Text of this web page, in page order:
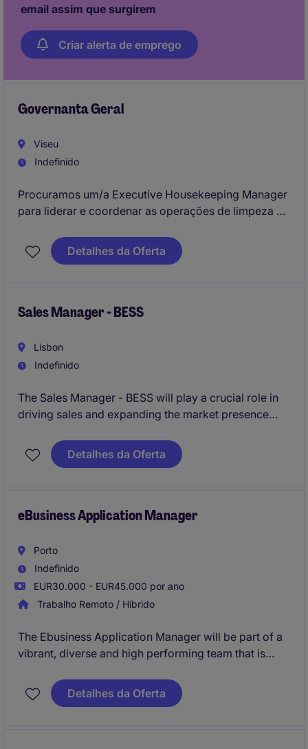
email assim que surgirem
Criar alerta de emprego
Governanta Geral
Viseu
Indefinido
Procuramos um/a Executive Housekeeping Manager
para liderar e coordenar as operações de limpeza e
norte. O seu trabalho será fundamental para garantir
altos padrões de qualidade e conforto para todos os
Detalhes da Oferta
Sales Manager - BESS
Lisbon
Indefinido
The Sales Manager - BESS will play a crucial role in
driving sales and expanding the market presence
position is based in Lisbon and requires a strategic
mindset and a focus on delivering results in the
Detalhes da Oferta
eBusiness Application Manager
Porto
Indefinido
EUR30.000 - EUR45.000 por ano
Trabalho Remoto / Híbrido
The Ebusiness Application Manager will be part of a
vibrant, diverse and high performing team that is
and processes, having the freedom to ideate, initiate
and drive projects in the eBusiness department, in a
Detalhes da Oferta